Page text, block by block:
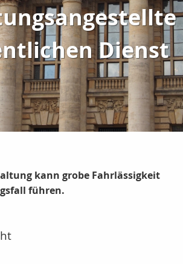
Dienst
kann grobe Fahrlässigkeit
führen.